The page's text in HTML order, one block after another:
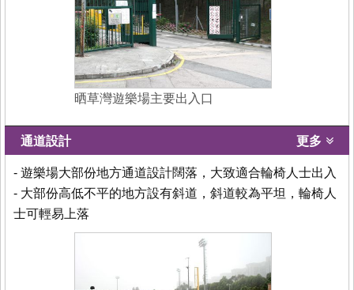
晒草灣遊樂場主要出入口
通道設計 更多
- 遊樂場大部份地方通道設計闊落，大致適合輪椅人士出入
- 大部份高低不平的地方設有斜道，斜道較為平坦，輪椅人
士可輕易上落